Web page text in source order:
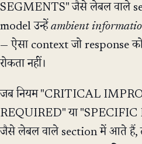
SEGMENTS" जैसे लेबल वाले
model उन्हें ambient
— ऐसा context जो response
रोकता नहीं।
जब नियम "CRITICAL
REQUIRED" या
जैसे लेबल वाले section में आते हैं,